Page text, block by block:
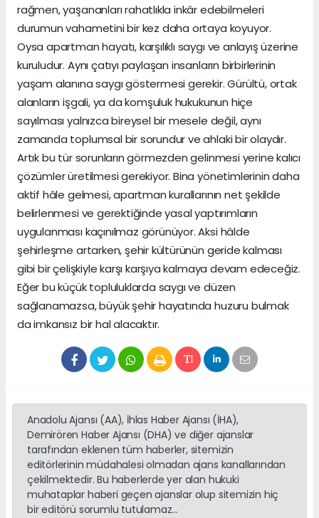
rağmen, yaşananları rahatlıkla inkâr edebilmeleri
durumun vahametini bir kez daha ortaya koyuyor.
Oysa apartman hayatı, karşılıklı saygı ve anlayış üzerine
kuruludur. Aynı çatıyı paylaşan insanların birbirlerinin
yaşam alanına saygı göstermesi gerekir. Gürültü, ortak
alanların işgali, ya da komşuluk hukukunun hiçe
sayılması yalnızca bireysel bir mesele değil, aynı
zamanda toplumsal bir sorundur ve ahlaki bir olaydır.
Artık bu tür sorunların görmezden gelinmesi yerine kalıcı
çözümler üretilmesi gerekiyor. Bina yönetimlerinin daha
aktif hâle gelmesi, apartman kurallarının net şekilde
belirlenmesi ve gerektiğinde yasal yaptırımların
uygulanması kaçınılmaz görünüyor. Aksi hâlde
şehirleşme artarken, şehir kültürünün geride kalması
gibi bir çelişkiyle karşı karşıya kalmaya devam edeceğiz.
Eğer bu küçük topluluklarda saygı ve düzen
sağlanamazsa, büyük şehir hayatında huzuru bulmak
da imkansız bir hal alacaktır.
Anadolu Ajansı (AA), İhlas Haber Ajansı (İHA),
Demirören Haber Ajansı (DHA) ve diğer ajanslar
tarafından eklenen tüm haberler, sitemizin
editörlerinin müdahalesi olmadan ajans kanallarından
çekilmektedir. Bu haberlerde yer alan hukuki
muhataplar haberi geçen ajanslar olup sitemizin hiç
bir editörü sorumlu tutulamaz...